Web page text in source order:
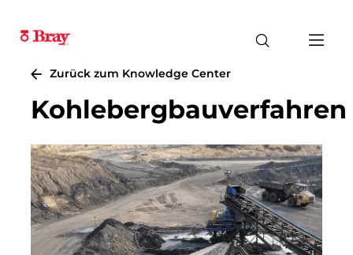
Zurück zum Knowledge Center
Kohlebergbauverfahren